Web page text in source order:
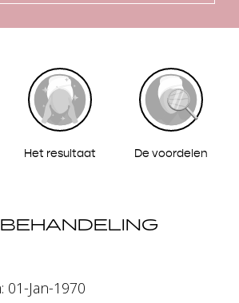
Het resultaat De voordelen
01-Jan-1970